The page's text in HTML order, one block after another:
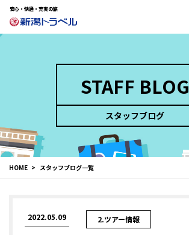
安心・快適・充実の旅
STAFF BLOG
スタッフブログ
HOME スタッフブログ一覧
2022.05.09 2.ツアー情報